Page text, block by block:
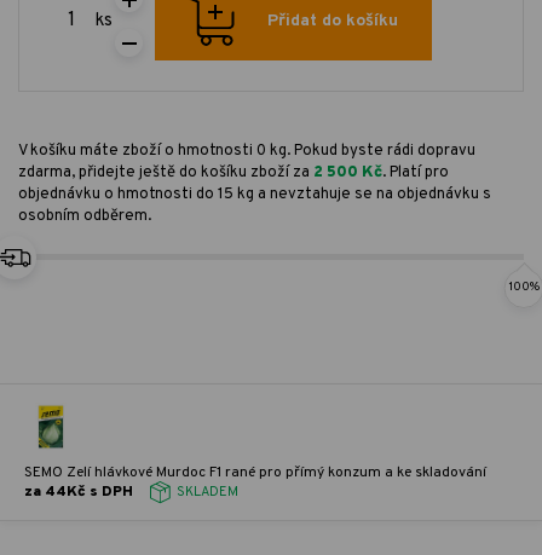
ks Přidat do košíku
V košíku máte zboží o hmotnosti 0 kg. Pokud byste rádi dopravu
zdarma, přidejte ještě do košíku zboží za 2 500 Kč. Platí pro
objednávku o hmotnosti do 15 kg a nevztahuje se na objednávku s
osobním odběrem.
100%
SEMO Zelí hlávkové Murdoc F1 rané pro přímý konzum a ke skladování
za 44Kč s DPH
SKLADEM